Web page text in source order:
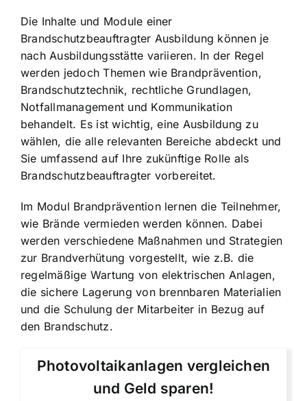
Die Inhalte und Module einer
Brandschutzbeauftragter Ausbildung können je
nach Ausbildungsstätte variieren. In der Regel
werden jedoch Themen wie Brandprävention,
Brandschutztechnik, rechtliche Grundlagen,
Notfallmanagement und Kommunikation
behandelt. Es ist wichtig, eine Ausbildung zu
wählen, die alle relevanten Bereiche abdeckt und
Sie umfassend auf Ihre zukünftige Rolle als
Brandschutzbeauftragter vorbereitet.
Im Modul Brandprävention lernen die Teilnehmer,
wie Brände vermieden werden können. Dabei
werden verschiedene Maßnahmen und Strategien
zur Brandverhütung vorgestellt, wie z.B. die
regelmäßige Wartung von elektrischen Anlagen,
die sichere Lagerung von brennbaren Materialien
und die Schulung der Mitarbeiter in Bezug auf
den Brandschutz.
Photovoltaikanlagen vergleichen
und Geld sparen!